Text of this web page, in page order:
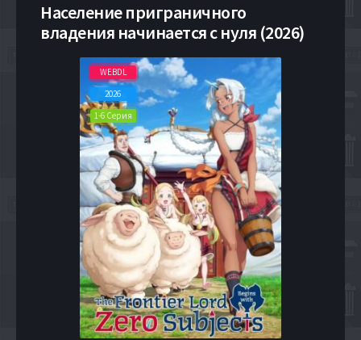
Население приграничного
владения начинается с нуля (2026)
WEBDL
2026
1-6 Серия